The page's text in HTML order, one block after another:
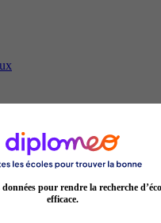
alternance
pour rendre la recherche
efficace.